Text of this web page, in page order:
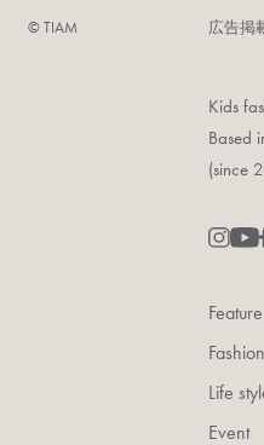
©︎ TIAM 広告掲
Kids
Based
(since
Feature
Fashion
Life
Event